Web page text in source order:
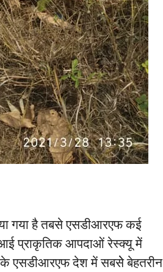
गया है तबसे एसडीआरएफ कई
प्राकृतिक आपदाओं रेस्क्यू में
के एसडीआरएफ देश में सबसेे बेहतरीन